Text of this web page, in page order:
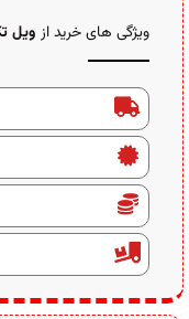
ویژگی های خرید از ویل